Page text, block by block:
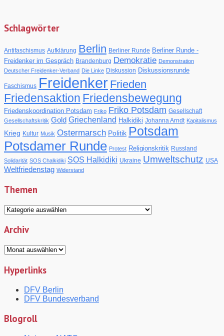
Schlagwörter
Antifaschismus Aufklärung Berlin Berliner Runde Berliner Runde -
Freidenker im Gespräch Brandenburg Demokratie Demonstration
Deutscher Freidenker-Verband Die Linke Diskussion Diskussionsrunde
Faschismus Freidenker Frieden
Friedensaktion Friedensbewegung
Friedenskoordination Potsdam Friko Friko Potsdam Gesellschaft
Gesellschaftskritik Gold Griechenland Halkidiki Johanna Arndt Kapitalismus
Krieg Kultur Musik Ostermarsch Politik Potsdam
Potsdamer Runde Protest Religionskritik Russland
Solidarität SOS Chalkidiki SOS Halkidiki Ukraine Umweltschutz USA
Weltfriedenstag Widerstand
Themen
Themen
Archiv
Archiv
Hyperlinks
DFV Berlin
DFV Bundesverband
Blogroll